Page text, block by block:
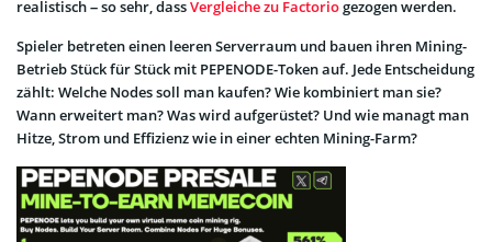
realistisch – so sehr, dassVergleiche zu Factoriogezogen werden.
Spieler betreten einen leeren Serverraum und bauen ihren Mining-
Betrieb Stück für Stück mit PEPENODE-Token auf. Jede Entscheidung
zählt: Welche Nodes soll man kaufen? Wie kombiniert man sie?
Wann erweitert man? Was wird aufgerüstet? Und wie managt man
Hitze, Strom und Effizienz wie in einer echten Mining-Farm?